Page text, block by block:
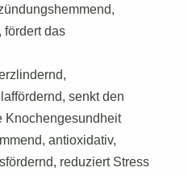
fördert das
senkt den
Knochengesundheit
antioxidativ,
reduziert Stress